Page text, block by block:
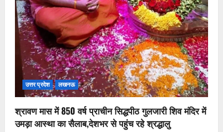
उत्तर प्रदेश लखनऊ
श्रावण मास में 850 वर्ष प्राचीन सिद्धपीठ गुलजारी शिव मंदिर में
उमड़ा आस्था का सैलाब,देशभर से पहुंच रहे श्रद्धालु